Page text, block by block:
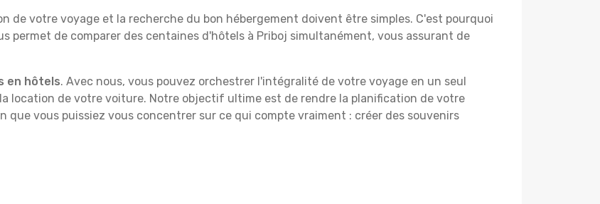
de votre voyage et la recherche du bon hébergement doivent être simples. C'est pourquoi
permet de comparer des centaines d'hôtels à Priboj simultanément, vous assurant de
en hôtels. Avec nous, vous pouvez orchestrer l'intégralité de votre voyage en un seul
location de votre voiture. Notre objectif ultime est de rendre la planification de votre
que vous puissiez vous concentrer sur ce qui compte vraiment : créer des souvenirs